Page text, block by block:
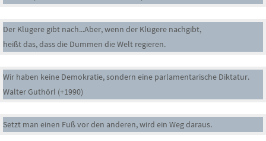
Der Klügere gibt nach...Aber, wenn der Klügere nachgibt,
heißt das, dass die Dummen die Welt regieren.
Wir haben keine Demokratie, sondern eine parlamentarische Diktatur.
Walter Guthörl (+1990)
Setzt man einen Fuß vor den anderen, wird ein Weg daraus.